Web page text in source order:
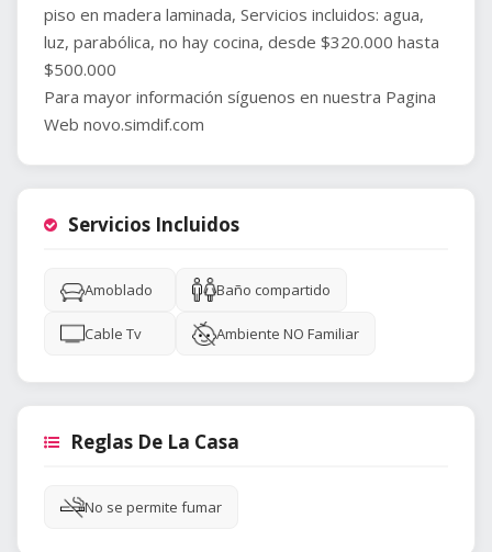
piso en madera laminada, Servicios incluidos: agua,
luz, parabólica, no hay cocina, desde $320.000 hasta
$500.000
Para mayor información síguenos en nuestra Pagina
Web novo.simdif.com
Servicios Incluidos
Amoblado Baño compartido
Cable Tv Ambiente NO Familiar
Reglas De La Casa
No se permite fumar